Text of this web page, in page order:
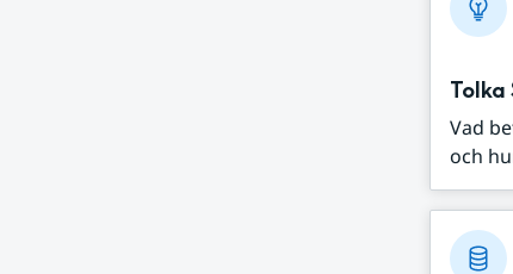
Tolka
Vad
och